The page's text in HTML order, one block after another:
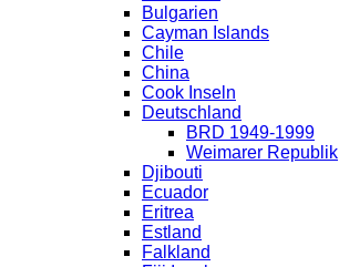
Bulgarien
Cayman Islands
Chile
China
Cook Inseln
Deutschland
BRD 1949-1999
Weimarer Republik
Djibouti
Ecuador
Eritrea
Estland
Falkland